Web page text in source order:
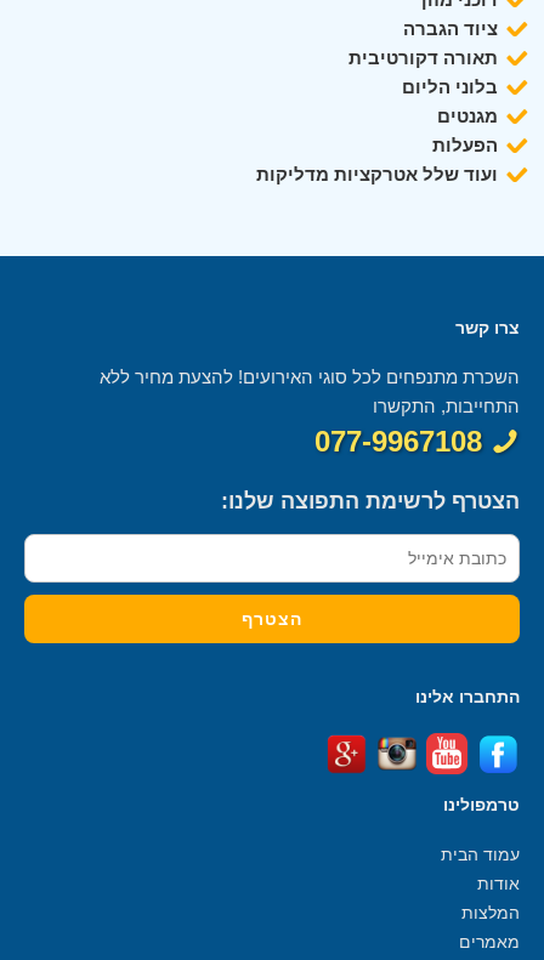
ציוד הגברה
תאורה דקורטיבית
בלוני הליום
מגנטים
הפעלות
ועוד שלל אטרקציות מדליקות
צרו קשר
השכרת מתנפחים לכל סוגי האירועים! להצעת מחיר ללא
התחייבות, התקשרו
077-9967108
הצטרף לרשימת התפוצה שלנו:
התחברו אלינו
טרמפולינו
עמוד הבית
אודות
המלצות
מאמרים